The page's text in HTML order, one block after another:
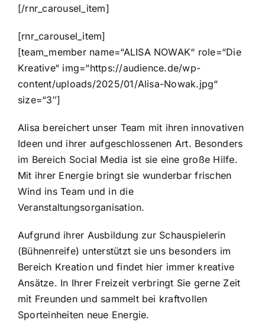
[/rnr_carousel_item]
[rnr_carousel_item]
[team_member name=“ALISA NOWAK“ role=“Die
Kreative“ img=“https://audience.de/wp-
content/uploads/2025/01/Alisa-Nowak.jpg“
size=“3″]
Alisa bereichert unser Team mit ihren innovativen
Ideen und ihrer aufgeschlossenen Art. Besonders
im Bereich Social Media ist sie eine große Hilfe.
Mit ihrer Energie bringt sie wunderbar frischen
Wind ins Team und in die
Veranstaltungsorganisation.
Aufgrund ihrer Ausbildung zur Schauspielerin
(Bühnenreife) unterstützt sie uns besonders im
Bereich Kreation und findet hier immer kreative
Ansätze. In Ihrer Freizeit verbringt Sie gerne Zeit
mit Freunden und sammelt bei kraftvollen
Sporteinheiten neue Energie.